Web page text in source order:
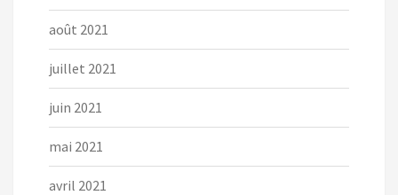
août 2021
juillet 2021
juin 2021
mai 2021
avril 2021